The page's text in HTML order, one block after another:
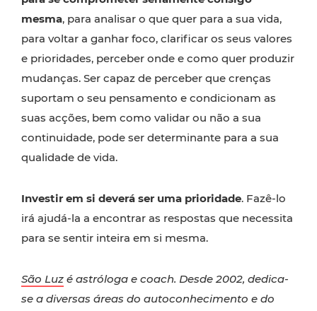
mesma, para analisar o que quer para a sua vida,
para voltar a ganhar foco, clarificar os seus valores
e prioridades, perceber onde e como quer produzir
mudanças. Ser capaz de perceber que crenças
suportam o seu pensamento e condicionam as
suas acções, bem como validar ou não a sua
continuidade, pode ser determinante para a sua
qualidade de vida.
Investir em si deverá ser uma prioridade. Fazê-lo
irá ajudá-la a encontrar as respostas que necessita
para se sentir inteira em si mesma.
São Luz é astróloga e coach. Desde 2002, dedica-
se a diversas áreas do autoconhecimento e do